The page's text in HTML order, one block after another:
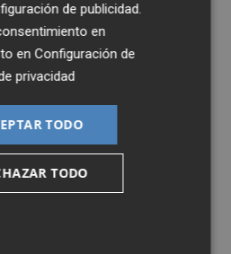
hipotecadas
del organismo
de hipotecas sobre
(dentro de éstas
viviendas) bajó un
al mismo mes de
de publicidad.
en
enConfiguración de
privacidad
TODO
TODO